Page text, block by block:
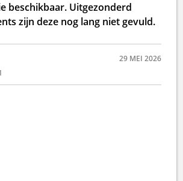
beschikbaar. Uitgezonderd
zijn deze nog lang niet gevuld.
29 MEI 2026